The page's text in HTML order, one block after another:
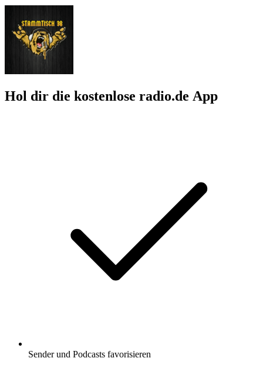
Hol dir die kostenlose radio.de App
Sender und Podcasts favorisieren